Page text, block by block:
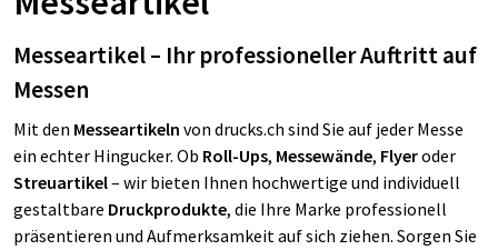
Messeartikel – Ihr professioneller Auftritt auf
Messen
Mit den Messeartikeln von drucks.ch sind Sie auf jeder Messe
ein echter Hingucker. Ob Roll-Ups, Messewände, Flyeroder
Streuartikel– wir bieten Ihnen hochwertige und individuell
gestaltbare Druckprodukte, die Ihre Marke professionell
präsentieren und Aufmerksamkeit auf sich ziehen. Sorgen Sie